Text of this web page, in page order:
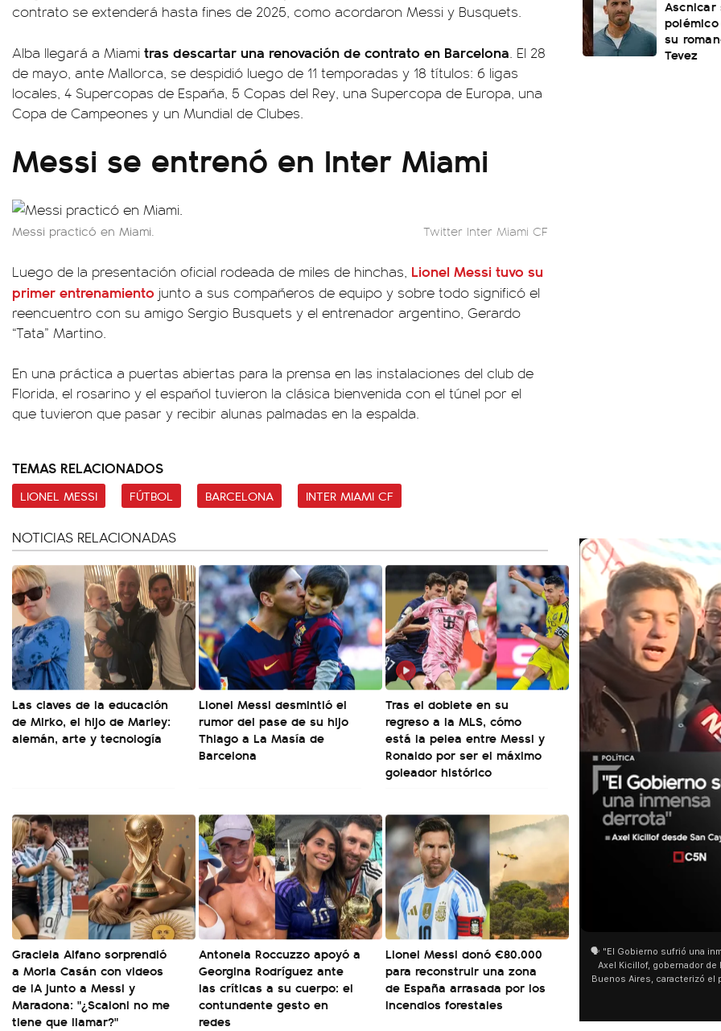
contrato se extenderá hasta fines de 2025, como acordaron Messi y Busquets.
Alba llegará a Miami tras descartar una renovación de contrato en Barcelona. El 28
de mayo, ante Mallorca, se despidió luego de 11 temporadas y 18 títulos: 6 ligas
locales, 4 Supercopas de España, 5 Copas del Rey, una Supercopa de Europa, una
Copa de Campeones y un Mundial de Clubes.
Messi se entrenó en Inter Miami
Messi practicó en Miami. Twitter Inter Miami CF
Luego de la presentación oficial rodeada de miles de hinchas, Lionel Messi tuvo su
primer entrenamiento junto a sus compañeros de equipo y sobre todo significó el
reencuentro con su amigo Sergio Busquets y el entrenador argentino, Gerardo
“Tata” Martino.
En una práctica a puertas abiertas para la prensa en las instalaciones del club de
Florida, el rosarino y el español tuvieron la clásica bienvenida con el túnel por el
que tuvieron que pasar y recibir alunas palmadas en la espalda.
TEMAS RELACIONADOS
LIONEL MESSI FÚTBOL BARCELONA INTER MIAMI CF
NOTICIAS RELACIONADAS
Las claves de la educación
de Mirko, el hijo de Marley:
alemán, arte y tecnología
Lionel Messi desmintió el
rumor del pase de su hijo
Thiago a La Masía de
Barcelona
Tras el doblete en su
regreso a la MLS, cómo
está la pelea entre Messi y
Ronaldo por ser el máximo
goleador histórico
Graciela Alfano sorprendió
a Moria Casán con videos
de IA junto a Messi y
Maradona: "¿Scaloni no me
tiene que llamar?"
Antonela Roccuzzo apoyó a
Georgina Rodríguez ante
las críticas a su cuerpo: el
contundente gesto en
redes
Lionel Messi donó €80.000
para reconstruir una zona
de España arrasada por los
incendios forestales
Ascnicar
su
Tevez
🗣️ "El Gobierno sufrió una
Axel Kicillof, gobernador de
Buenos Aires, caracterizó el
como "una lista sábana con
y destacó "la movilización